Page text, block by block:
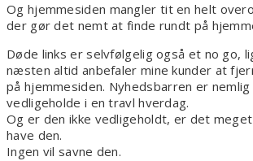
Og hjemmesiden mangler tit en helt
der gør det nemt at finde rundt på
Døde links er selvfølgelig også et no go,
næsten altid anbefaler mine kunder at
på hjemmesiden. Nyhedsbarren er
vedligeholde i en travl hverdag.
Og er den ikke vedligeholdt, er det
have den.
Ingen vil savne den.